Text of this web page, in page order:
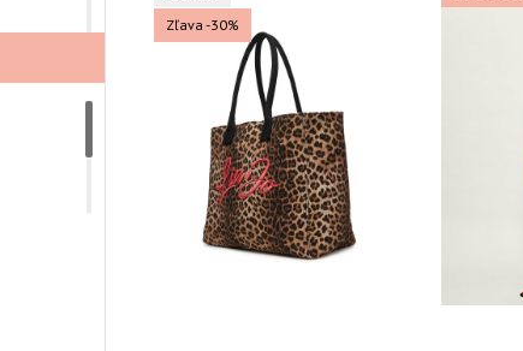
Zľava -30%